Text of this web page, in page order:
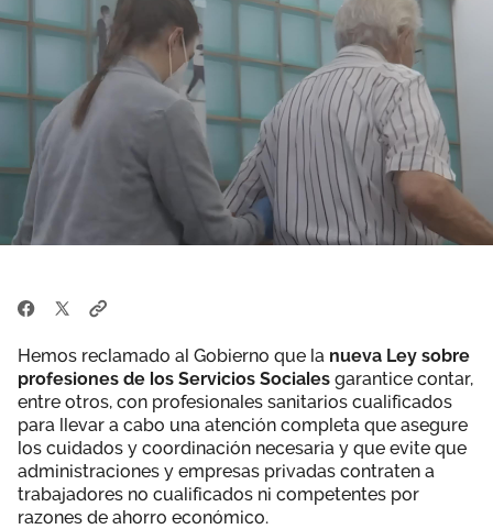
Hemos reclamado al Gobierno que la nueva Ley sobre
profesiones de los Servicios Sociales garantice contar,
entre otros, con profesionales sanitarios cualificados
para llevar a cabo una atención completa que asegure
los cuidados y coordinación necesaria y que evite que
administraciones y empresas privadas contraten a
trabajadores no cualificados ni competentes por
razones de ahorro económico.